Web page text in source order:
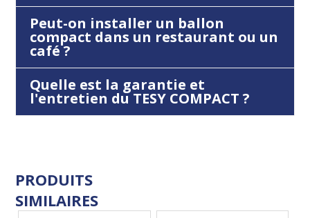
Peut-on installer un ballon
compact dans un restaurant ou un
café ?
Quelle est la garantie et
l'entretien du TESY COMPACT ?